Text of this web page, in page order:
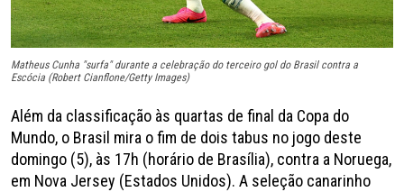
Matheus Cunha "surfa" durante a celebração do terceiro gol do Brasil contra a
Escócia (Robert Cianflone/Getty Images)
Além da classificação às quartas de final da Copa do
Mundo, o Brasil mira o fim de dois tabus no jogo deste
domingo (5), às 17h (horário de Brasília), contra a Noruega,
em Nova Jersey (Estados Unidos). A seleção canarinho